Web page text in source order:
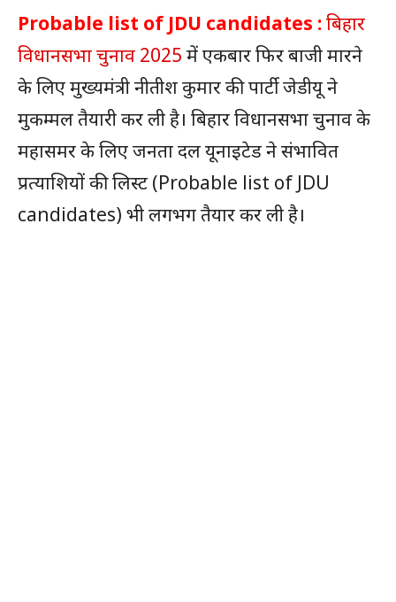
Probable list of JDU candidates :बिहार
विधानसभा चुनाव 2025 में एकबार फिर बाजी मारने
के लिए मुख्यमंत्री नीतीश कुमार की पार्टी जेडीयू ने
मुकम्मल तैयारी कर ली है। बिहार विधानसभा चुनाव के
महासमर के लिए जनता दल यूनाइटेड ने संभावित
प्रत्याशियों की लिस्ट (Probable list of JDU
candidates) भी लगभग तैयार कर ली है।